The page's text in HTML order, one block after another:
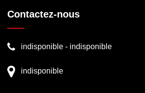
Contactez-nous
indisponible - indisponible
indisponible